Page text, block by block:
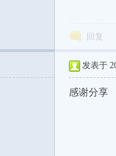
回复
发表于
感谢分享